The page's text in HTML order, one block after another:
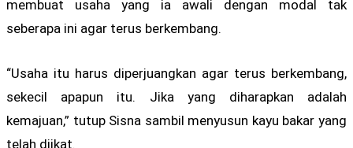
membuat usaha yang ia awali dengan modal tak
seberapa ini agar terus berkembang.
“Usaha itu harus diperjuangkan agar terus berkembang,
sekecil apapun itu. Jika yang diharapkan adalah
kemajuan,” tutup Sisna sambil menyusun kayu bakar yang
telah diikat.